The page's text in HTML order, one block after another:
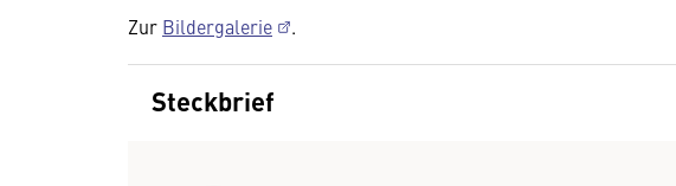
Zur Bildergalerie .
Steckbrief